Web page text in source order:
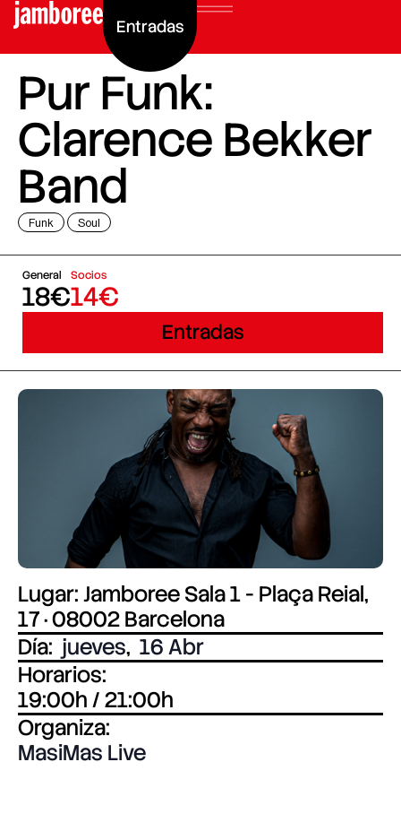
Entradas
Pur Funk:
Clarence Bekker
Band
Funk Soul
General
18€
Socios
14€
Entradas
Lugar: Jamboree Sala 1 - Plaça Reial,
17 · 08002 Barcelona
Día: jueves, 16 Abr
Horarios:
19:00h / 21:00h
Organiza:
MasiMas Live